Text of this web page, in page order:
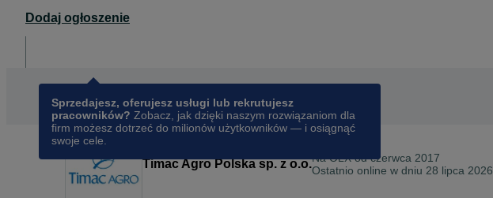
Dodaj ogłoszenie
Sprzedajesz, oferujesz usługi lub rekrutujesz
pracowników? Zobacz, jak dzięki naszym rozwiązaniom dla
firm możesz dotrzeć do milionów użytkowników — i osiągnąć
swoje cele.
Timac Agro Polska sp. z o.o.Na OLX odczerwca 2017
Ostatnio online w dniu 28 lipca 2026